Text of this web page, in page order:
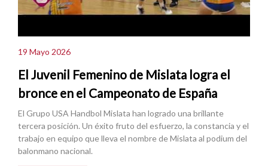
19 Mayo 2026
El Juvenil Femenino de Mislata logra el
bronce en el Campeonato de España
El Grupo USA Handbol Mislata han logrado una brillante
tercera posición. Un éxito fruto del esfuerzo, la constancia y el
trabajo en equipo que lleva el nombre de Mislata al podium del
balonmano nacional.